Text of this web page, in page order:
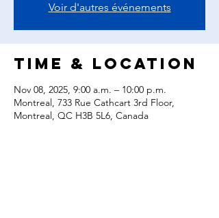
Voir d'autres événements
Time & Location
Nov 08, 2025, 9:00 a.m. – 10:00 p.m.
Montreal, 733 Rue Cathcart 3rd Floor,
Montreal, QC H3B 5L6, Canada